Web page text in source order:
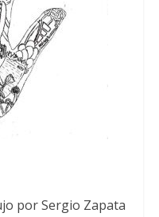
por Sergio Zapata